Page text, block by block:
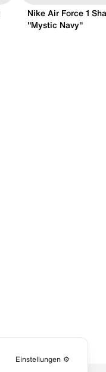
Nike Air Force 1
"Mystic Navy"
Einstellungen ⚙️